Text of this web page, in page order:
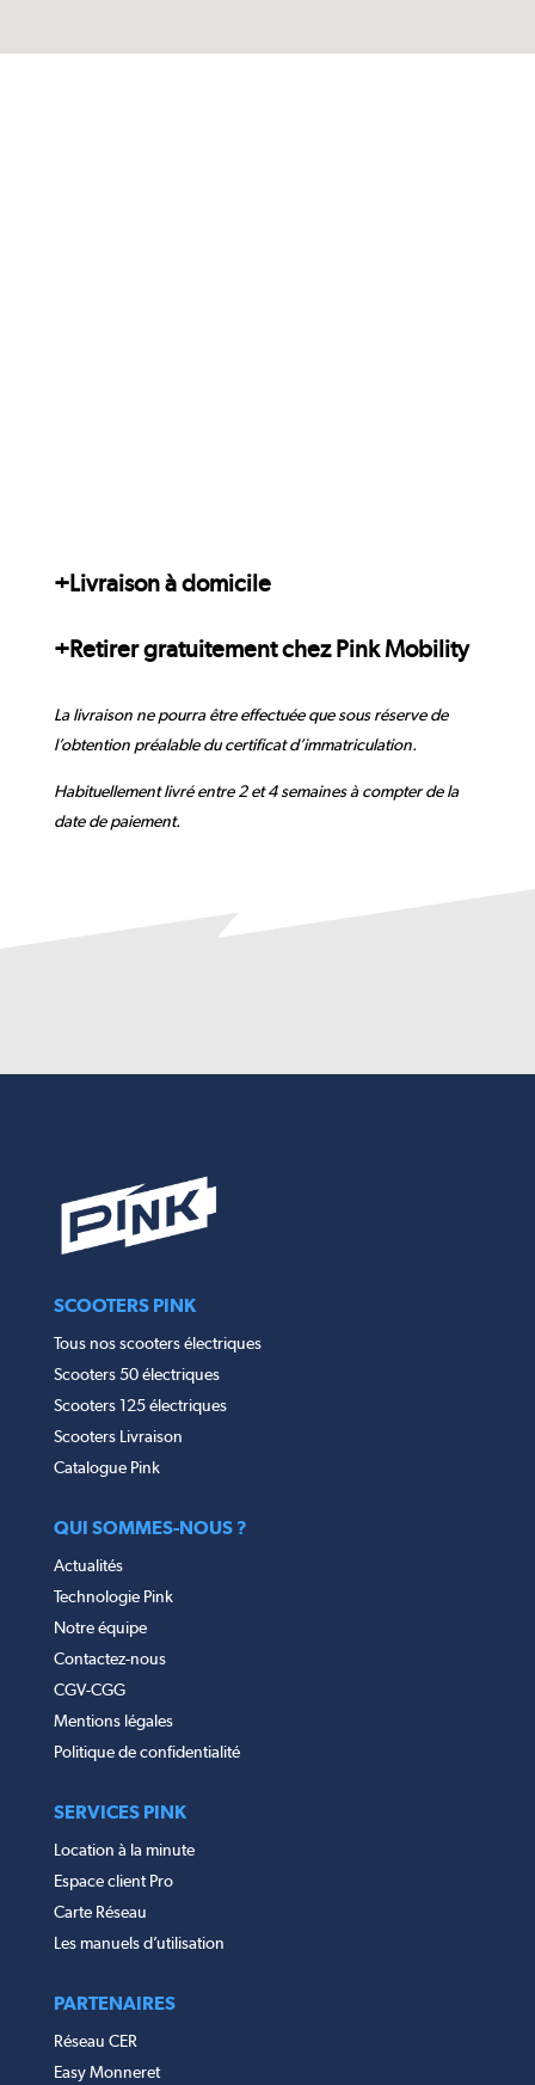
+Livraison à domicile
+Retirer gratuitement chez Pink Mobility
La livraison ne pourra être effectuée que sous réserve de
l’obtention préalable du certificat d’immatriculation.
Habituellement livré entre 2 et 4 semaines à compter de la
date de paiement.
SCOOTERS PINK
Tous nos scooters électriques
Scooters 50 électriques
Scooters 125 électriques
Scooters Livraison
Catalogue Pink
QUI SOMMES-NOUS ?
Actualités
Technologie Pink
Notre équipe
Contactez-nous
CGV-CGG
Mentions légales
Politique de confidentialité
SERVICES PINK
Location à la minute
Espace client Pro
Carte Réseau
Les manuels d’utilisation
PARTENAIRES
Réseau CER
Easy Monneret